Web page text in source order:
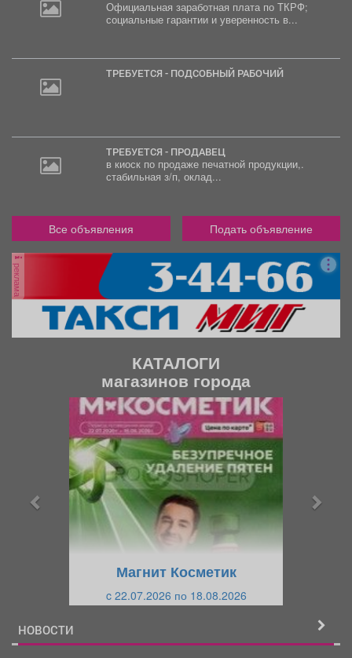
Официальная заработная плата по ТКРФ;
социальные гарантии и уверенность в...
ТРЕБУЕТСЯ - ПОДСОБНЫЙ РАБОЧИЙ
ТРЕБУЕТСЯ - ПРОДАВЕЦ
в киоск по продаже печатной продукции,.
стабильная з/п, оклад...
Все объявления Подать объявление
реклама
КАТАЛОГИ
магазинов города
Магнит Косметик
c 22.07.2026 по 18.08.2026
НОВОСТИ